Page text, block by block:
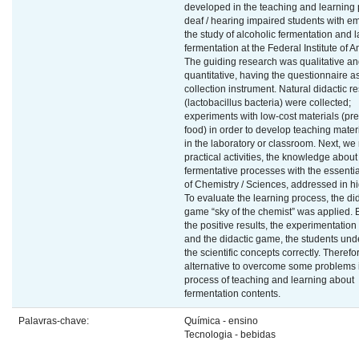
developed in the teaching and learning
deaf / hearing impaired students with
the study of alcoholic fermentation and
fermentation at the Federal Institute of
The guiding research was qualitative
quantitative, having the questionnaire
collection instrument. Natural didactic
(lactobacillus bacteria) were collected;
experiments with low-cost materials
food) in order to develop teaching
in the laboratory or classroom. Next, we
practical activities, the knowledge about
fermentative processes with the
of Chemistry / Sciences, addressed in
To evaluate the learning process, the
game “sky of the chemist” was applied.
the positive results, the experimentation
and the didactic game, the students
the scientific concepts correctly.
alternative to overcome some problems
process of teaching and learning about
fermentation contents.
Palavras-chave:
Química - ensino
Tecnologia - bebidas